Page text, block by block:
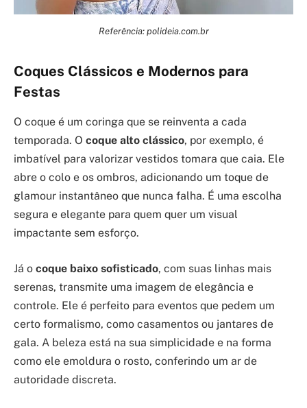
Referência: polideia.com.br
Coques Clássicos e Modernos para
Festas
O coque é um coringa que se reinventa a cada
temporada. O coque alto clássico, por exemplo, é
imbatível para valorizar vestidos tomara que caia. Ele
abre o colo e os ombros, adicionando um toque de
glamour instantâneo que nunca falha. É uma escolha
segura e elegante para quem quer um visual
impactante sem esforço.
Já o coque baixo sofisticado, com suas linhas mais
serenas, transmite uma imagem de elegância e
controle. Ele é perfeito para eventos que pedem um
certo formalismo, como casamentos ou jantares de
gala. A beleza está na sua simplicidade e na forma
como ele emoldura o rosto, conferindo um ar de
autoridade discreta.